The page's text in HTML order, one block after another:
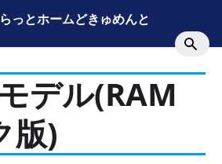
っとホームどきゅめんと
デル(RAM
版)